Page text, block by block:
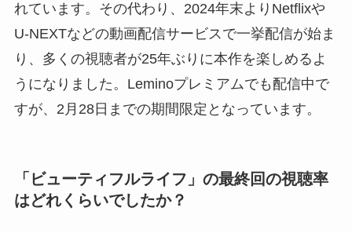
れています。その代わり、2024年末よりNetflixや
U-NEXTなどの動画配信サービスで一挙配信が始ま
り、多くの視聴者が25年ぶりに本作を楽しめるよ
うになりました。Leminoプレミアムでも配信中で
すが、2月28日までの期間限定となっています。
「ビューティフルライフ」の最終回の視聴率
はどれくらいでしたか？